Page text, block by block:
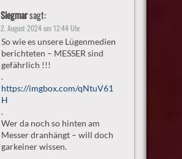
Siegmarsagt:
2. August 2024 um 12:44 Uhr
So wie es unsere Lügenmedien
berichteten – MESSER sind
gefährlich !!!
.
https://imgbox.com/qNtuV61
H
.
Wer da noch so hinten am
Messer dranhängt – will doch
garkeiner wissen.